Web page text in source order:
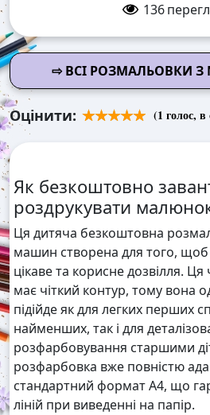
136
⇨ ВСІ РОЗМАЛЬОВКИ
Оцінити: (1 голос,
Як безкоштовно
роздрукувати
Ця дитяча безкоштовна
машин створена для того, щоб
цікаве та корисне дозвілля.
має чіткий контур, тому вона
підійде як для легких перших
найменших, так і для
розфарбовування старшими
розфарбовка вже повністю
стандартний формат А4, що
ліній при виведенні на папір.